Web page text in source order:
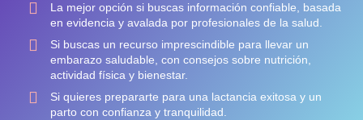
La mejor opción si buscas información confiable, basada
en evidencia y avalada por profesionales de la salud.
Si buscas un recurso imprescindible para llevar un
embarazo saludable, con consejos sobre nutrición,
actividad física y bienestar.
Si quieres prepararte para una lactancia exitosa y un
parto con confianza y tranquilidad.